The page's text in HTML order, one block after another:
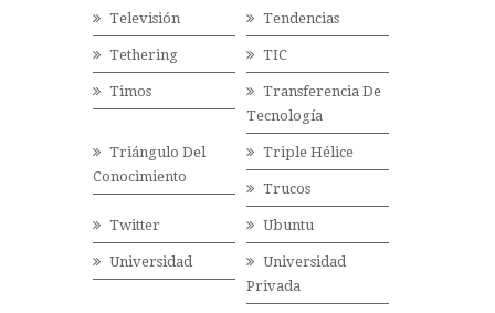
Televisión Tendencias
Tethering TIC
Timos
Transferencia De
Tecnología
Triángulo Del
Conocimiento
Triple Hélice
Trucos
Twitter Ubuntu
Universidad
Universidad
Privada